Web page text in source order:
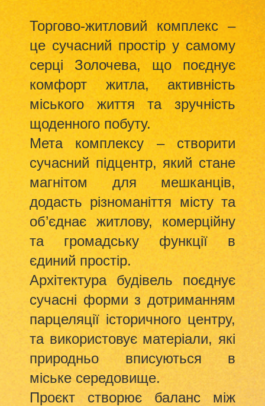
Торгово-житловий комплекс –
це сучасний простір у самому
серці Золочева, що поєднує
комфорт житла, активність
міського життя та зручність
щоденного побуту.
Мета комплексу – створити
сучасний підцентр, який стане
магнітом для мешканців,
додасть різноманіття місту та
об’єднає житлову, комерційну
та громадську функції в
єдиний простір.
Архітектура будівель поєднує
сучасні форми з дотриманням
парцеляції історичного центру,
та використовує матеріали, які
природньо вписуються в
міське середовище.
Проєкт створює баланс між